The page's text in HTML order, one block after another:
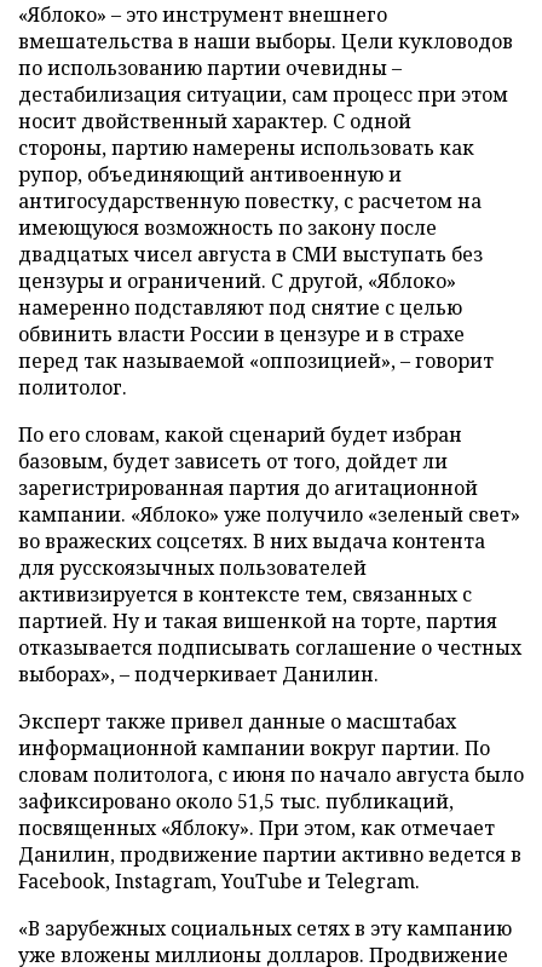
«Яблоко» – это инструмент внешнего
вмешательства в наши выборы. Цели кукловодов
по использованию партии очевидны –
дестабилизация ситуации, сам процесс при этом
носит двойственный характер. С одной
стороны, партию намерены использовать как
рупор, объединяющий антивоенную и
антигосударственную повестку, с расчетом на
имеющуюся возможность по закону после
двадцатых чисел августа в СМИ выступать без
цензуры и ограничений. С другой, «Яблоко»
намеренно подставляют под снятие с целью
обвинить власти России в цензуре и в страхе
перед так называемой «оппозицией», – говорит
политолог.
По его словам, какой сценарий будет избран
базовым, будет зависеть от того, дойдет ли
зарегистрированная партия до агитационной
кампании. «Яблоко» уже получило «зеленый свет»
во вражеских соцсетях. В них выдача контента
для русскоязычных пользователей
активизируется в контексте тем, связанных с
партией. Ну и такая вишенкой на торте, партия
отказывается подписывать соглашение о честных
выборах», – подчеркивает Данилин.
Эксперт также привел данные о масштабах
информационной кампании вокруг партии. По
словам политолога, с июня по начало августа было
зафиксировано около 51,5 тыс. публикаций,
посвященных «Яблоку». При этом, как отмечает
Данилин, продвижение партии активно ведется в
Facebook, Instagram, YouTube и Telegram.
«В зарубежных социальных сетях в эту кампанию
уже вложены миллионы долларов. Продвижение